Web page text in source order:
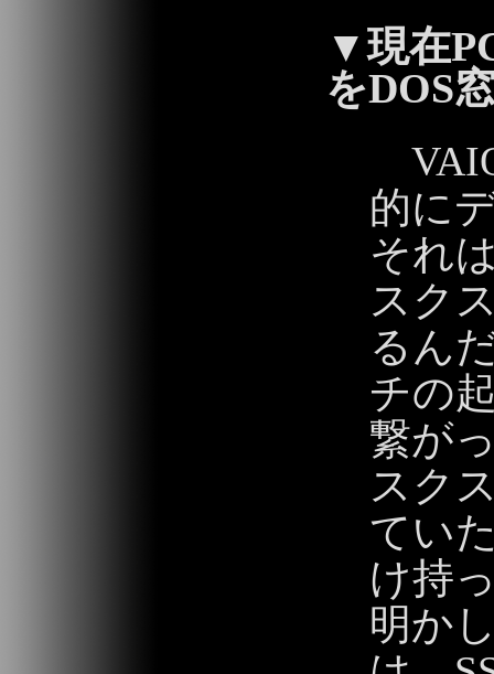
▼現在
をDOS
的に
それ
スク
るん
チの
繋が
スク
てい
け持
明か